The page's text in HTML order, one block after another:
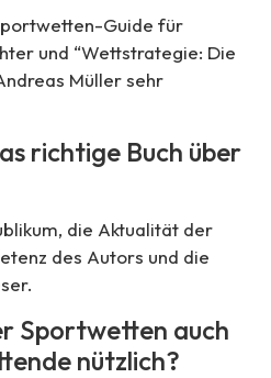
Guide für
und “Wettstrategie: Die
Müller sehr
richtige Buch über
die Aktualität der
des Autors und die
Sportwetten auch
nützlich?